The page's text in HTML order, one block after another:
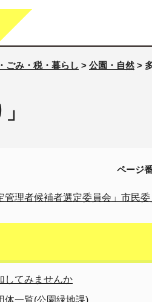
ごみ・税・暮らし > 公園・自然>
ページ
管理者候補者選定委員会」市民
してみませんか
体一覧(公園緑地課)